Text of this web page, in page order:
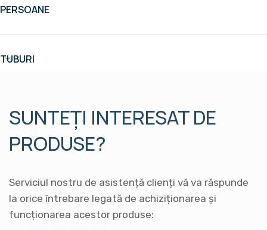
PERSOANE
TUBURI
SUNTEȚI INTERESAT DE
PRODUSE?
Serviciul nostru de asistență clienți vă va răspunde
la orice întrebare legată de achiziționarea și
funcționarea acestor produse: